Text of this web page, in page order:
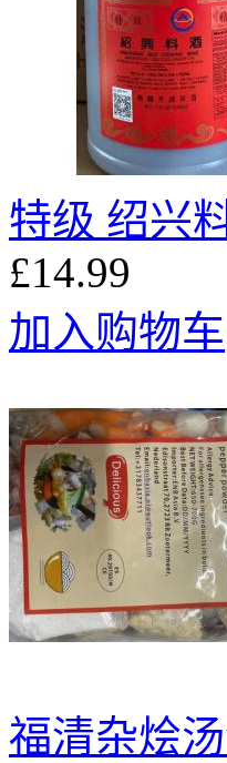
特级 绍兴
£14.99
加入购物车
福清杂烩